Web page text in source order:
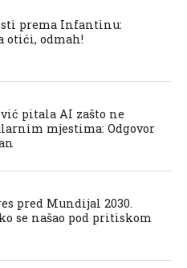
prema Infantinu:
otići, odmah!
pitala AI zašto ne
mjestima: Odgovor
pred Mundijal 2030.
se našao pod pritiskom